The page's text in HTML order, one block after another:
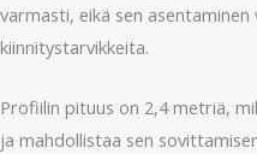
varmasti, eikä sen
kiinnitystarvikkeita.
Profiilin pituus on 2,4 metriä,
ja mahdollistaa sen